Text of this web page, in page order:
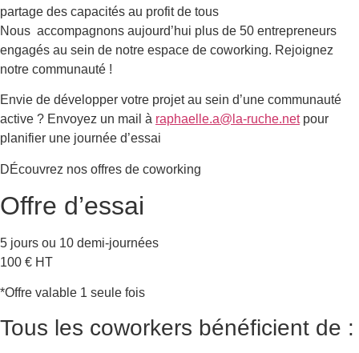
partage des capacités au profit de tous
Nous accompagnons aujourd’hui plus de 50 entrepreneurs
engagés au sein de notre espace de coworking. Rejoignez
notre communauté !
Envie de développer votre projet au sein d’une communauté
active ? Envoyez un mail à raphaelle.a@la-ruche.netpour
planifier une journée d’essai
DÉcouvrez nos offres de coworking
Offre d’essai
5 jours ou 10 demi-journées
100 € HT
*Offre valable 1 seule fois
Tous les coworkers bénéficient de :